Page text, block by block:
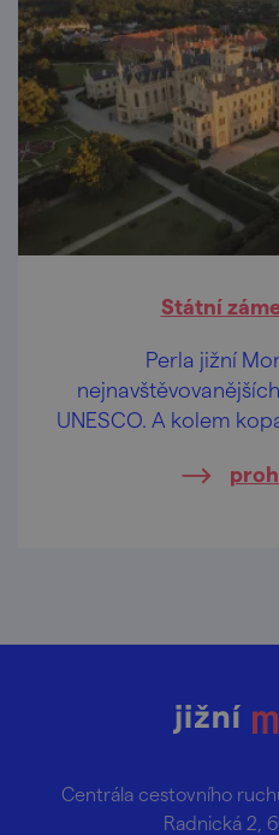
Státní
Perla jižní
UNESCO. A kolem
Centrála cestovního
Radnická 2,